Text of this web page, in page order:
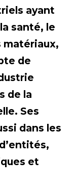
ayant
santé, le
matériaux,
de
de la
Ses
dans les
et